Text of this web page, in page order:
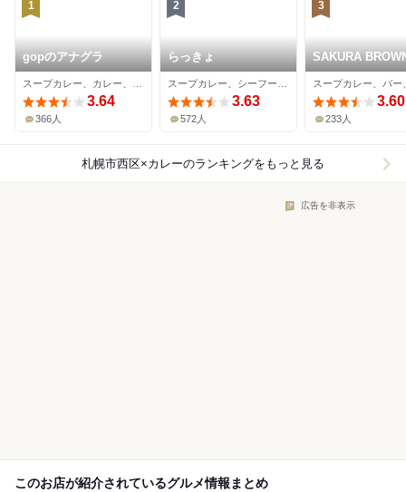
1
gopのアナグラ
3.64
366人
2
らっきょ
3.63
572人
3
SAKURA
3.60
233人
札幌市西区×カレーのランキングをもっと見る
広告を非表示
このお店が紹介されているグルメ情報まとめ